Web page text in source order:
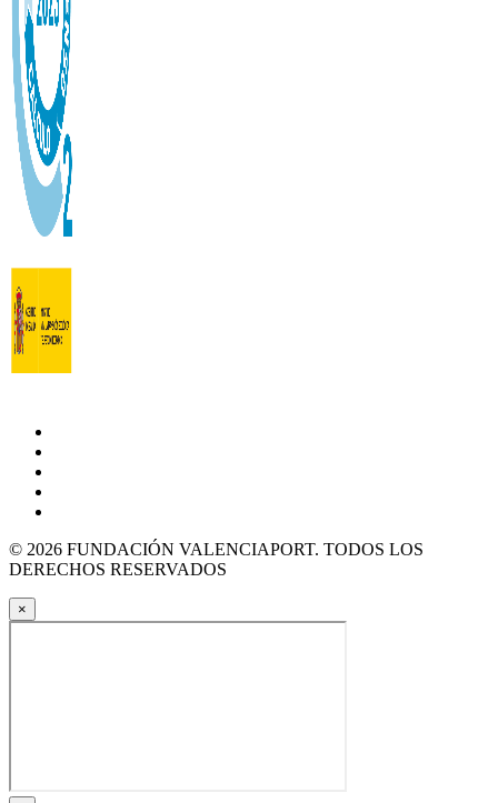
© 2026 FUNDACIÓN VALENCIAPORT. TODOS LOS
DERECHOS RESERVADOS
×